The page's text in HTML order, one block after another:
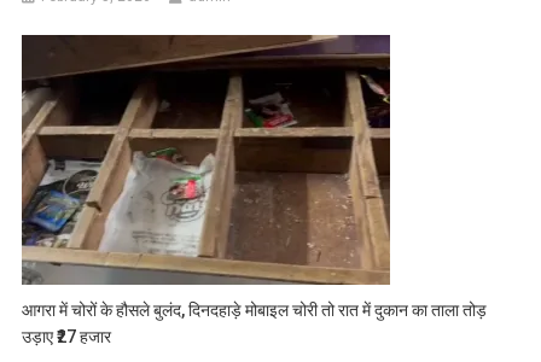
आगरा में चोरों के हौसले बुलंद, दिनदहाड़े मोबाइल चोरी तो रात में दुकान का ताला तोड़
उड़ाए ₹27 हजार